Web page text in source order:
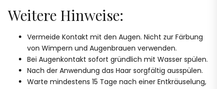
Weitere Hinweise:
Vermeide Kontakt mit den Augen. Nicht zur Färbung
von Wimpern und Augenbrauen verwenden.
Bei Augenkontakt sofort gründlich mit Wasser spülen.
Nach der Anwendung das Haar sorgfältig ausspülen.
Warte mindestens 15 Tage nach einer Entkräuselung,